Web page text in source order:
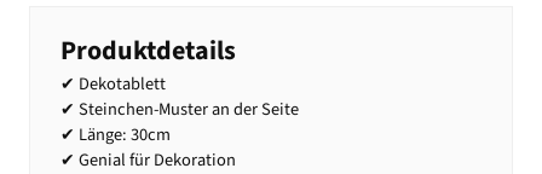
Produktdetails
✔ Dekotablett
✔ Steinchen-Muster an der Seite
✔ Länge: 30cm
✔ Genial für Dekoration